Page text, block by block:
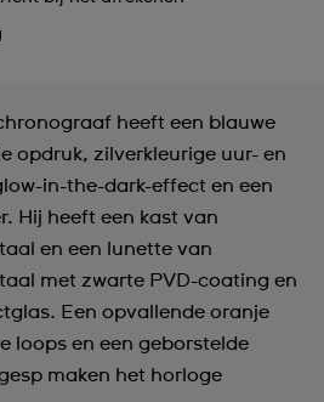
heeft een blauwe
opdruk, zilverkleurige uur- en
in-the-dark-effect en een
Hij heeft een kast van
en een lunette van
met zwarte PVD-coating en
Een opvallende oranje
loops en een geborstelde
maken het horloge